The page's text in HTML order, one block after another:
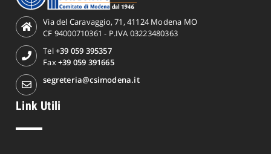
Via del Caravaggio, 71, 41124 Modena MO
CF 94000710361 - P.IVA 03223480363
Tel+39 059 395357
Fax+39 059 391665
segreteria@csimodena.it
Link Utili